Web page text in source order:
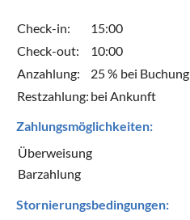
Check-in:
15:00
Check-out:
10:00
Anzahlung:
25 % bei Buchung
Restzahlung: bei Ankunft
Zahlungsmöglichkeiten:
Überweisung
Barzahlung
Stornierungsbedingungen: